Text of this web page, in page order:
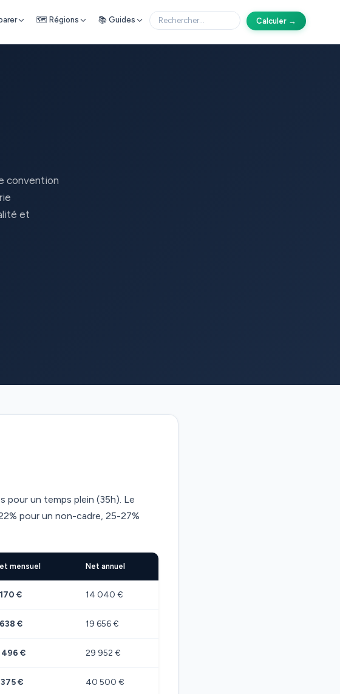
🗺️ Régions 📚 Guides Calculer →
convention
et
pour un temps plein (35h). Le
pour un non-cadre, 25-27%
mensuel Net annuel
€ 14 040 €
€ 19 656 €
496 € 29 952 €
€ 40 500 €